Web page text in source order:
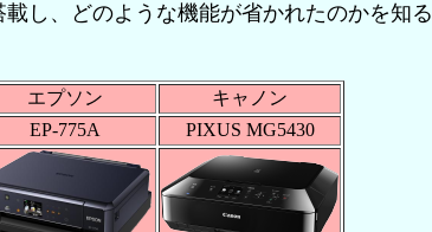
し、どのような機能が省かれたのかを知る
エプソン
キャノン
EP-775A PIXUS MG5430